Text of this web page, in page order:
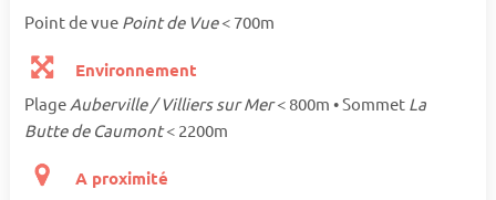
Point de vue Point de Vue< 700m
Environnement
Plage Auberville / Villiers sur Mer< 800m • Sommet La
Butte de Caumont< 2200m
A proximité